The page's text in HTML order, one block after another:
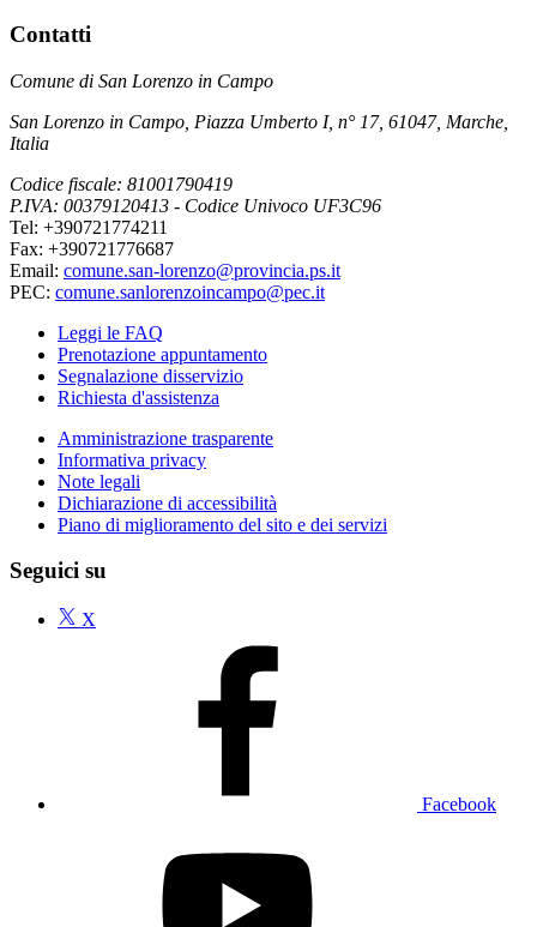
Contatti
Comune di San Lorenzo in Campo
San Lorenzo in Campo, Piazza Umberto I, n° 17, 61047, Marche,
Italia
Codice fiscale: 81001790419
P.IVA: 00379120413 - Codice Univoco UF3C96
Tel: +390721774211
Fax: +390721776687
Email: comune.san-lorenzo@provincia.ps.it
PEC: comune.sanlorenzoincampo@pec.it
Leggi le FAQ
Prenotazione appuntamento
Segnalazione disservizio
Richiesta d'assistenza
Amministrazione trasparente
Informativa privacy
Note legali
Dichiarazione di accessibilità
Piano di miglioramento del sito e dei servizi
Seguici su
X
Facebook